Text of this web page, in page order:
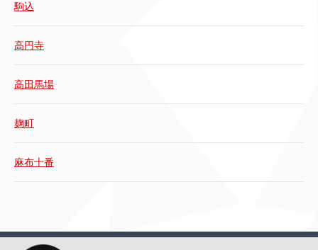
駒込
高円寺
高田馬場
麹町
麻布十番